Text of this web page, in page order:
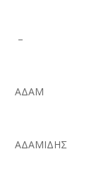
–
ΑΔΑΜ
ΑΔΑΜΙΔΗΣ